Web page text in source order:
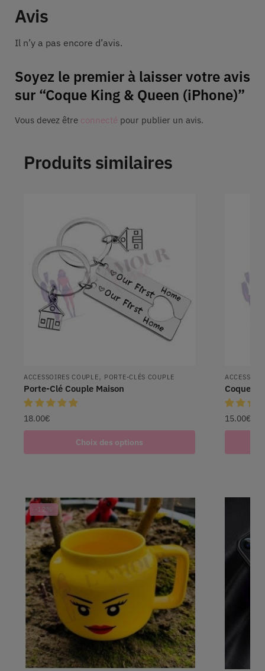
Avis
Il n’y a pas encore d’avis.
Soyez le premier à laisser votre avis
sur “Coque King & Queen (iPhone)”
Vous devez être connecté pour publier un avis.
Produits similaires
ACCESSOIRES COUPLE, PORTE-CLÉS COUPLE
Porte-Clé Couple Maison
18.00€
Choix des options
Coque
15.00€
-12%